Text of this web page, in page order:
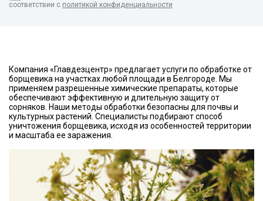
соответствии с политикой конфиденциальности
Компания «Главдезцентр» предлагает услуги по обработке от
борщевика на участках любой площади в Белгороде. Мы
применяем разрешенные химические препараты, которые
обеспечивают эффективную и длительную защиту от
сорняков. Наши методы обработки безопасны для почвы и
культурных растений. Специалисты подбирают способ
уничтожения борщевика, исходя из особенностей территории
и масштаба ее заражения.